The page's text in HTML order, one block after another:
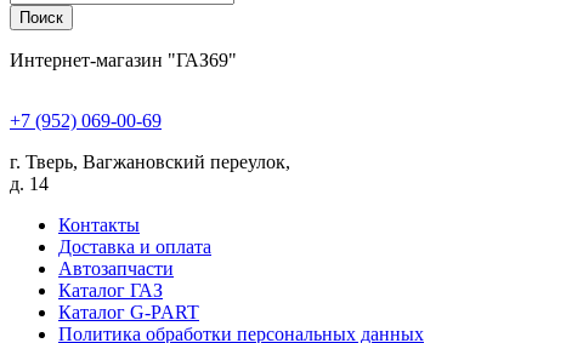
Поиск
Интернет-магазин "ГАЗ69"
+7 (952) 069-00-69
г. Тверь, Вагжановский переулок,
д. 14
Контакты
Доставка и оплата
Автозапчасти
Каталог ГАЗ
Каталог G-PART
Политика обработки персональных данных